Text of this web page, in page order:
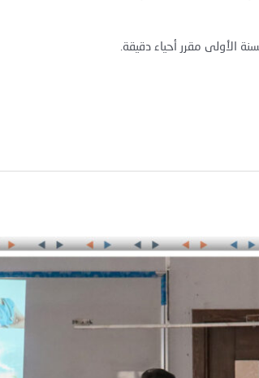
الأولى مقرر أحياء دقيقة.